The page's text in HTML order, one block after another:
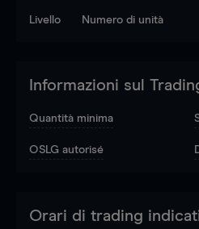
Livello Numero di unità
Informazioni sul
Quantità minima
OSLG autorisé
Orari di trading